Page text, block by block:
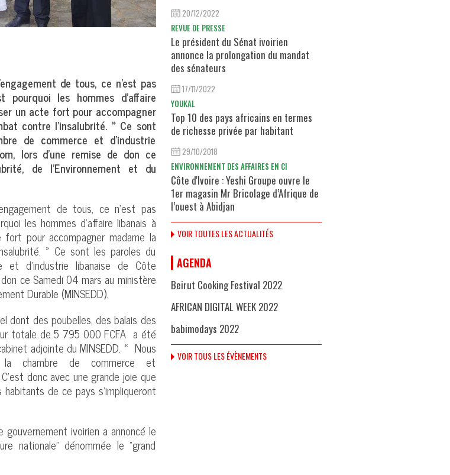
de tous, ce n’est pas
pourquoi les hommes d’affaire
un acte fort pour accompagner
contre l’insalubrité. » Ce sont
de commerce et d’industrie
lors d’une remise de don ce
de l’Environnement et du
de tous, ce n’est pas
les hommes d’affaire libanais à
pour accompagner madame la
» Ce sont les paroles du
et d’industrie libanaise de Côte
don ce Samedi 04 mars au ministère
Durable (MINSEDD).
dont des poubelles, des balais des
totale de 5 795 000 FCFA a été
adjointe du MINSEDD. « Nous
la chambre de commerce et
donc avec une grande joie que
de ce pays s’impliqueront
gouvernement ivoirien a annoncé le
nationale" dénommée le "grand
20/12/2022
REVUE DE PRESSE
Le président du Sénat ivoirien
annonce la prolongation du mandat
des sénateurs
17/11/2022
YOUKAL
Top 10 des pays africains en termes
de richesse privée par habitant
29/10/2018
ENVIRONNEMENT DES AFFAIRES EN CI
Côte d'Ivoire : Yeshi Groupe ouvre le
1er magasin Mr Bricolage d’Afrique de
l’ouest à Abidjan
VOIR TOUTES LES ACTUALITÉS
AGENDA
Beirut Cooking Festival 2022
AFRICAN DIGITAL WEEK 2022
babimodays 2022
VOIR TOUS LES ÉVÈNEMENTS